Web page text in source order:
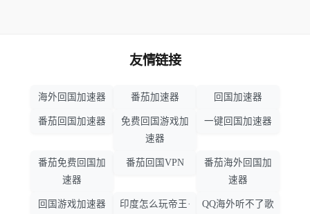
友情链接
海外回国加速器 番茄加速器 回国加速器
番茄回国加速器
免费回国游戏加
速器
一键回国加速器
番茄免费回国加
速器
番茄回国VPN
番茄海外回国加
速器
回国游戏加速器 印度怎么玩帝王· QQ海外听不了歌